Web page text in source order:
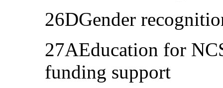
26DGender
27AEducation for
funding support